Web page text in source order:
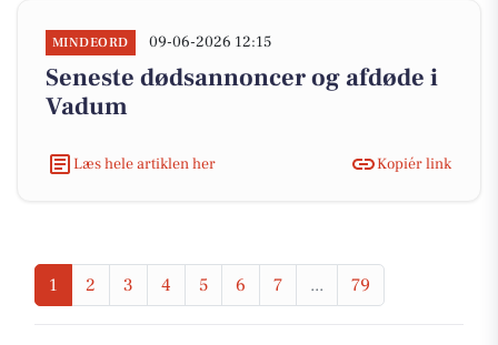
MINDEORD 09-06-2026 12:15
Seneste dødsannoncer og afdøde i
Vadum
Læs hele artiklen her Kopiér link
1 2 3 4 5 6 7 ... 79